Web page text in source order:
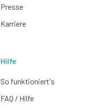
Presse
Karriere
Hilfe
So funktioniert's
FAQ / Hilfe